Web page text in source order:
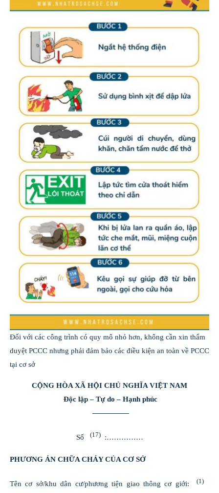
Đối với các công trình có quy mô nhỏ hơn, không cần xin thẩm
duyệt PCCC nhưng phải đảm bảo các điều kiện an toàn về PCCC
tại cơ sở
CỘNG HÒA XÃ HỘI CHỦ NGHĨA VIỆT NAM
Độc lập – Tự do – Hạnh phúc
—————
Số (17):……………
PHƯƠNG ÁN CHỮA CHÁY CỦA CƠ SỞ
Tên cơ sở/khu dân cư/phương tiện giao thông cơ giới: (1)